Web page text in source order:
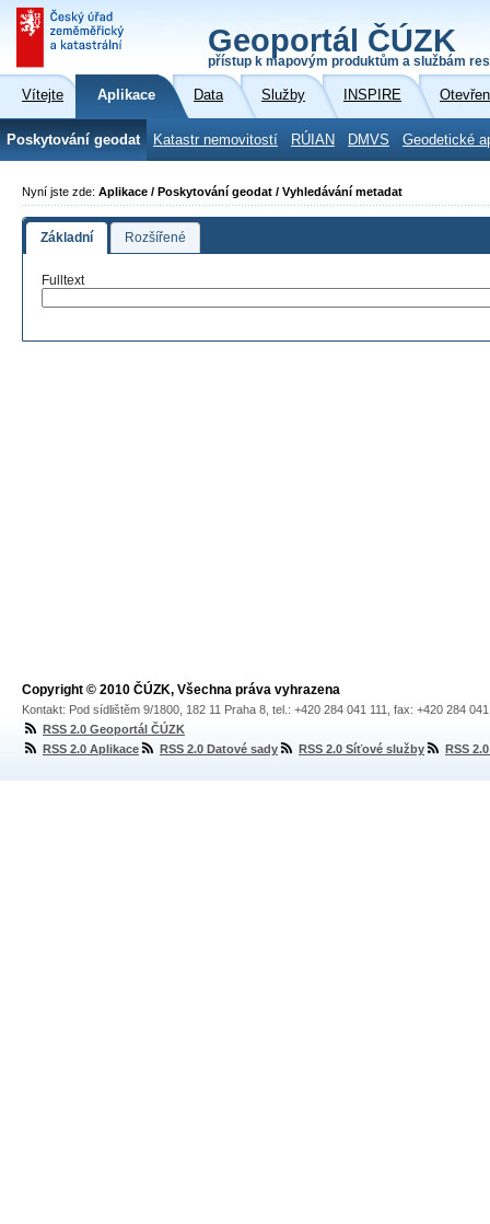
Geoportál ČÚZK
přístup k mapovým produktům a službám
Vítejte Aplikace Data Služby INSPIRE
Poskytování geodat Katastr nemovitostí RÚIAN DMVS Geodetické
Nyní jste zde: Aplikace / Poskytování geodat / Vyhledávání metadat
Základní Rozšířené
Fulltext
Copyright © 2010 ČÚZK, Všechna práva vyhrazena
Kontakt: Pod sídlištěm 9/1800, 182 11 Praha 8, tel.: +420 284 041 111, fax: +420 284
RSS 2.0 Geoportál ČÚZK
RSS 2.0 Aplikace
RSS 2.0 Datové sady RSS 2.0 Síťové služby RSS